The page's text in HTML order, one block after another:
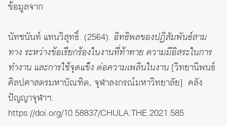
ข้อมูลจาก
นัทชนันท์ แทนวิสุทธิ์. (2564). อิทธิพลของปฏิสัมพันธ์สาม
ทาง ระหว่างข้อเรียกร้องในงานที่ท้าทาย ความมีอิสระในการ
ทำงาน และการใช้จุดแข็ง ต่อความเพลินในงาน [วิทยานิพนธ์
ศิลปศาสตรมหาบัณฑิต, จุฬาลงกรณ์มหาวิทยาลัย]. คลัง
ปัญญาจุฬาฯ.
https://doi.org/10.58837/CHULA.THE.2021.585